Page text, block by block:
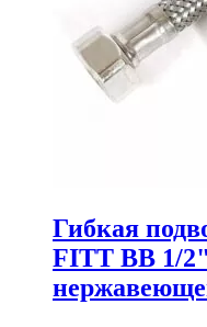
Гибкая
FITT ВВ 1/2"